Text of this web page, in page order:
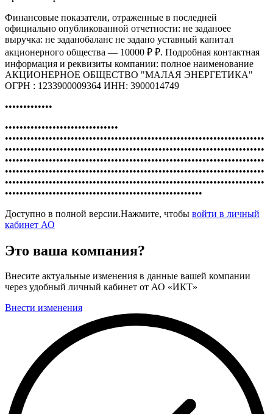
Финансовые показатели, отраженные в последней
официально опубликованной отчетности: не заданоее
выручка: не заданобаланс не задано уставный капитал
акционерного общества — 10000 ₽ ₽. Подробная контактная
информация и реквизиты компании: полное наименование
АКЦИОНЕРНОЕ ОБЩЕСТВО "МАЛАЯ ЭНЕРГЕТИКА"
ОГРН : 1233900009364 ИНН: 3900014749
•••••••••••••
•••••••••••••••••••••••••••••••
•••••••••••••••••••••••••••••••••••••••••••••••••••••••••••••••••••••••
•••••••••••••••••••••••••••••••••••••••••••••••••••••••••••••••••••••••
•••••••••••••••••••••••••••••••••••••••••••••••••••••••••••••••••••••••
•••••••••••••••••••••••••••••••••••••••••••••••••••••••••••••••••••••••
•••••••••••••••••••••••••••••••••••••••••••••••••••••••••••••••••••••••
••••••••••••••••••••••••••••••••••••••••••••••••••••••
Доступно в полной версии.Нажмите, чтобы войти в личный
кабинет АО
Это ваша компания?
Внесите актуальные изменения в данные вашей компании
через удобный личный кабинет от АО «ИКТ»
Внести изменения